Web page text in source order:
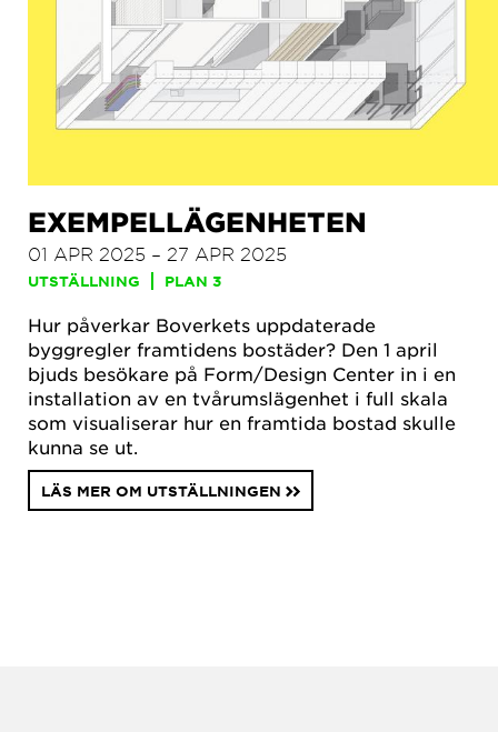
EXEMPELLÄGENHETEN
01 APR 2025 – 27 APR 2025
UTSTÄLLNING PLAN 3
Hur påverkar Boverkets uppdaterade
byggregler framtidens bostäder? Den 1 april
bjuds besökare på Form/Design Center in i en
installation av en tvårumslägenhet i full skala
som visualiserar hur en framtida bostad skulle
kunna se ut.
LÄS MER OM UTSTÄLLNINGEN